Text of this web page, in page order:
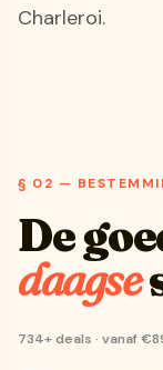
Charleroi.
§ 02 —
De
daagse
734+ deals · vanaf